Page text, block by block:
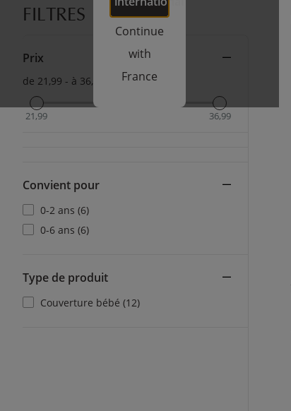
Continue
with
France
FILTRES
Prix
de 21,99 - à 36,99
21,99 36,99
Convient pour
0-2 ans (6)
0-6 ans (6)
Type de produit
Couverture bébé (12)